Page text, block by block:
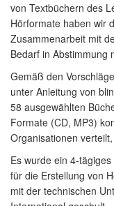
von Textbüchern des
Hörformate haben wir
Zusammenarbeit mit
Bedarf in Abstimmung
Gemäß den
unter Anleitung von
58 ausgewählten
Formate (CD, MP3)
Organisationen
Es wurde ein 4-
für die Erstellung von
mit der technischen